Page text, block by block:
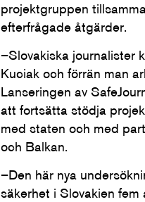
projektgruppen
efterfrågade åtgärder.
–Slovakiska journalister
Kuciak och förrän man
Lanseringen av
att fortsätta stödja
med staten och med
och Balkan.
–Den här nya
säkerhet i Slovakien